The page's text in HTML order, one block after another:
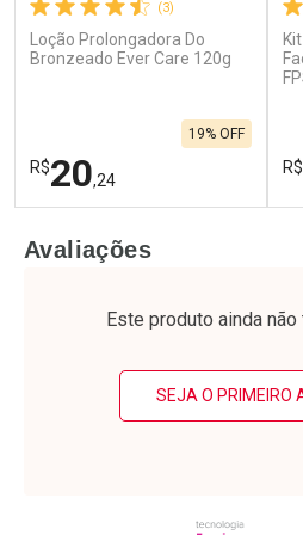
Ativar Desconto
(3)
Loção Prolongadora Do
Bronzeado Ever Care 120g
R$20,24
19% OFF
Laboratório
Por Menos
R$
Avaliações
Este produto ainda
SEJA O PRIMEIRO